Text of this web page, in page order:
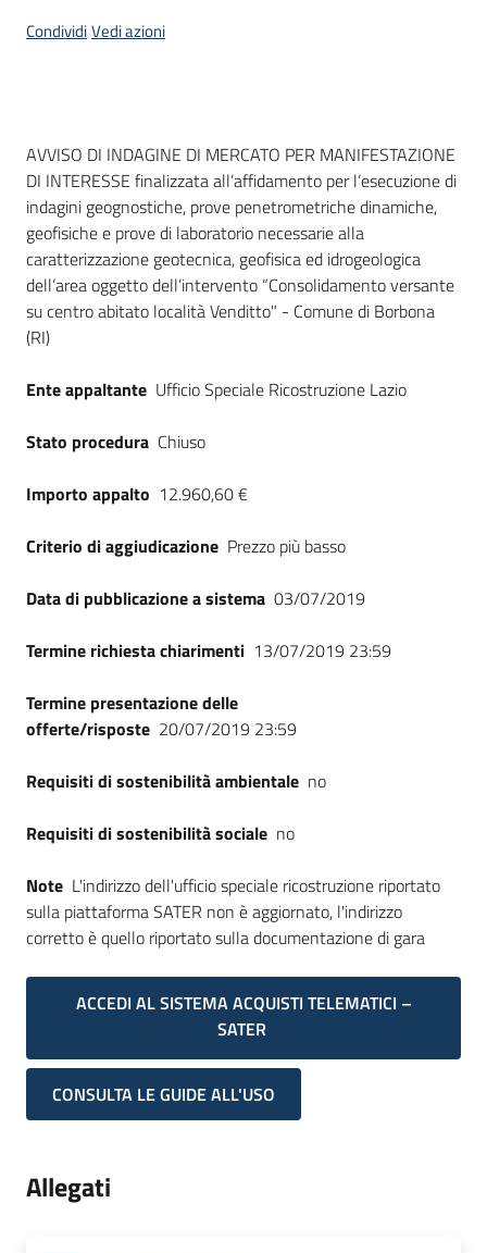
CondividiVedi azioni
Dati del bando
AVVISO DI INDAGINE DI MERCATO PER MANIFESTAZIONE
DI INTERESSE finalizzata all’affidamento per l’esecuzione di
indagini geognostiche, prove penetrometriche dinamiche,
geofisiche e prove di laboratorio necessarie alla
caratterizzazione geotecnica, geofisica ed idrogeologica
dell’area oggetto dell’intervento “Consolidamento versante
su centro abitato località Venditto" - Comune di Borbona
(RI)
Ente appaltante Ufficio Speciale Ricostruzione Lazio
Stato procedura Chiuso
Importo appalto 12.960,60 €
Criterio di aggiudicazione Prezzo più basso
Data di pubblicazione a sistema 03/07/2019
Termine richiesta chiarimenti 13/07/2019 23:59
Termine presentazione delle
offerte/risposte 20/07/2019 23:59
Requisiti di sostenibilità ambientale no
Requisiti di sostenibilità sociale no
Note L'indirizzo dell'ufficio speciale ricostruzione riportato
sulla piattaforma SATER non è aggiornato, l'indirizzo
corretto è quello riportato sulla documentazione di gara
ACCEDI AL SISTEMA ACQUISTI TELEMATICI –
SATER
CONSULTA LE GUIDE ALL'USO
Allegati